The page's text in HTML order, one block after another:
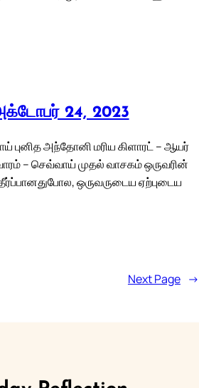
24, 2023
புனித அந்தோனி மரிய கிளாரட் – ஆயர்
– செவ்வாய் முதல் வாசகம் ஒருவரின்
ஒருவருடைய ஏற்புடைய
Next Page →